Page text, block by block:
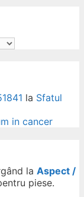
la Sfatul
in cancer
la Aspect /
piese.